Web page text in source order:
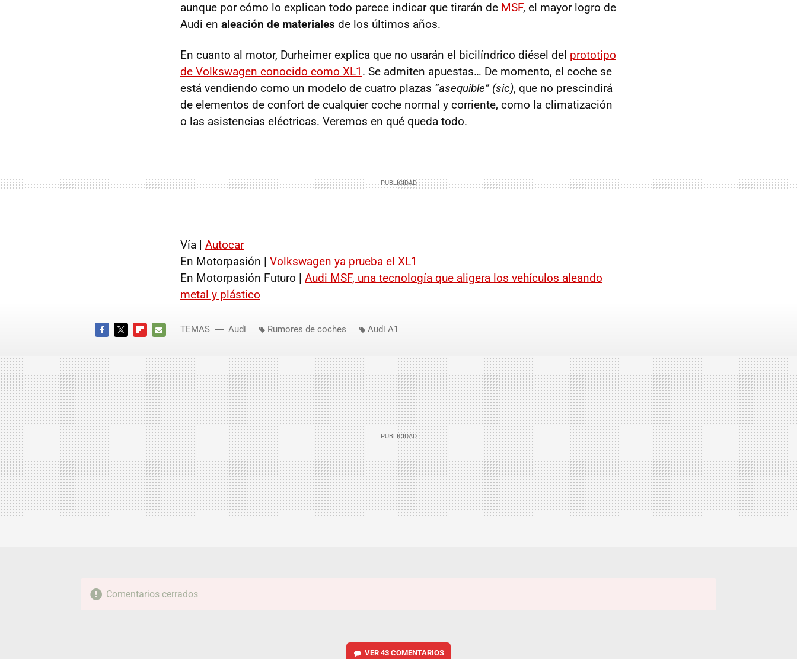
aunque por cómo lo explican todo parece indicar que tirarán de MSF, el mayor logro de
Audi en aleación de materiales de los últimos años.
En cuanto al motor, Durheimer explica que no usarán el bicilíndrico diésel del prototipo
de Volkswagen conocido como XL1 . Se admiten apuestas… De momento, el coche se
está vendiendo como un modelo de cuatro plazas “asequible” (sic), que no prescindirá
de elementos de confort de cualquier coche normal y corriente, como la climatización
o las asistencias eléctricas. Veremos en qué queda todo.
Vía | Autocar
En Motorpasión | Volkswagen ya prueba el XL1
En Motorpasión Futuro | Audi MSF, una tecnología que aligera los vehículos aleando
metal y plástico
MAIL
TEMAS Audi Rumores de coches Audi A1
Comentarios cerrados
VER 43 COMENTARIOS